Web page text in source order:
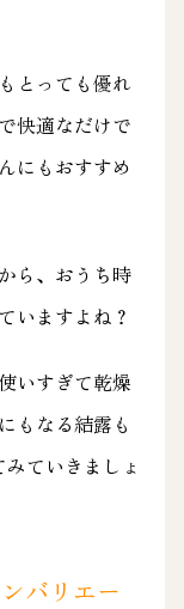
とっても優れ
快適なだけで
にもおすすめ
ら、おうち時
いますよね？
いすぎて乾燥
もなる結露も
ていきましょ
バリエー